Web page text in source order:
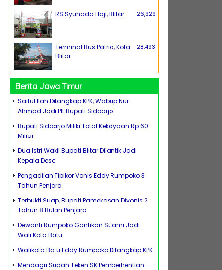
RS Syuhada Haji, Blitar 26,929
Terminal Bus Patria, Kota
Blitar
28,493
Berita Jawa Timur
Saiful Ilah Ditangkap KPK, Wabup Nur
Ahmad Jadi Plt Bupati Sidoarjo
Bupati Sidoarjo Miliki Total Kekayaan Rp 60
Miliar
Dua Istri Wakil Bupati Blitar Dilantik Jadi
Kepala Desa
Pengadilan Tipikor Vonis Eddy Rumpoko 3
Tahun Penjara
Terbukti Suap, Bupati Pamekasan Divonis 2
Tahun 8 Bulan Penjara
Dewanti Rumpoko Gantikan Suami Jadi
Wali Kota Batu
Walikota Batu Eddy Rumpoko Ditangkap KPK
Mendagri Sudah Teken SK Pemberhentian